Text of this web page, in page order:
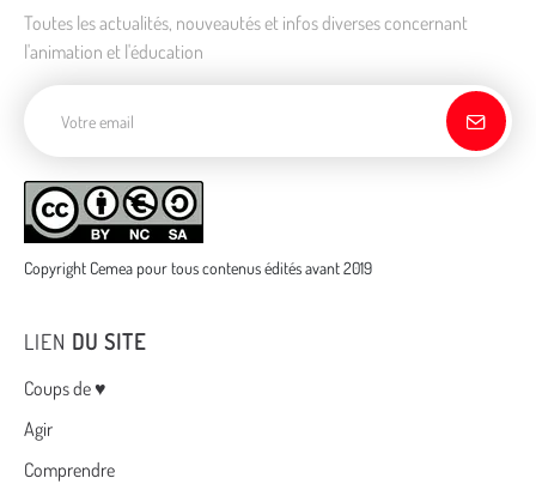
Toutes les actualités, nouveautés et infos diverses concernant
l'animation et l'éducation
Copyright Cemea pour tous contenus édités avant 2019
LIEN DU SITE
Menu
Coups de ♥
Agir
Comprendre